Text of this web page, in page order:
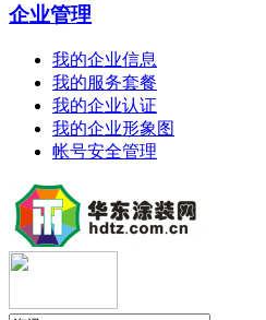
企业管理
我的企业信息
我的服务套餐
我的企业认证
我的企业形象图
帐号安全管理